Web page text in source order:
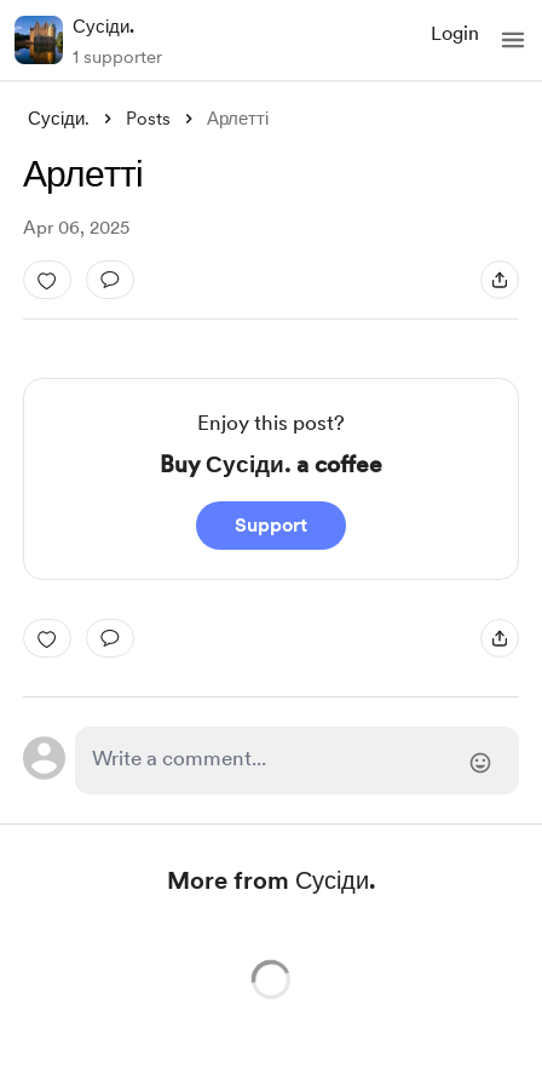
Сусіди.
1 supporter
Login
Сусіди. Posts Арлетті
Арлетті
Apr 06, 2025
Enjoy this post?
Buy Сусіди. a coffee
Support
More from Сусіди.